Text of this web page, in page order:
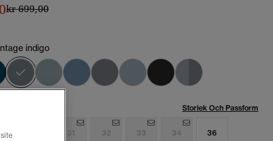
Pris reducerat från
kr 699,00till
indigo
vald
Storlek Och Passform
31 32 33 34 36